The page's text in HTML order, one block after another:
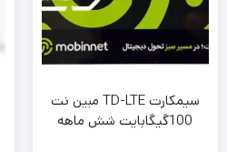
سیمکارت TD-LTE مبین نت
100گیگابایت شش ماهه